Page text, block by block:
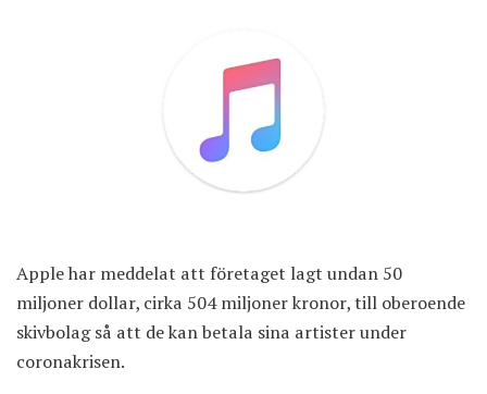
Apple har meddelat att företaget lagt undan 50
miljoner dollar, cirka 504 miljoner kronor, till oberoende
skivbolag så att de kan betala sina artister under
coronakrisen.